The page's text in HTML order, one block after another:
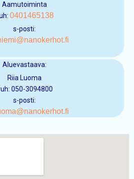
Aamutoiminta
0401465138
s-posti:
@nanokerhot.fi
Aluevastaava:
Riia Luoma
050-3094800
s-posti:
@nanokerhot.fi